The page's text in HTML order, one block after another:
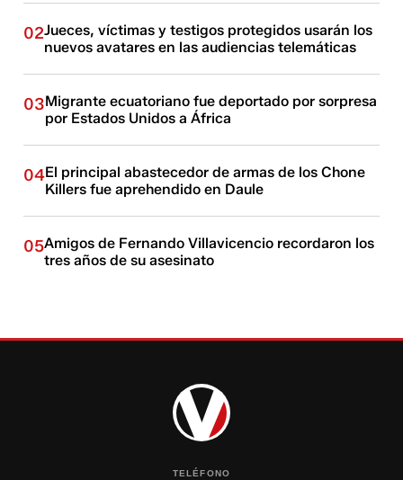
02Jueces, víctimas y testigos protegidos usarán los
nuevos avatares en las audiencias telemáticas
03Migrante ecuatoriano fue deportado por sorpresa
por Estados Unidos a África
04El principal abastecedor de armas de los Chone
Killers fue aprehendido en Daule
05Amigos de Fernando Villavicencio recordaron los
tres años de su asesinato
TELÉFONO